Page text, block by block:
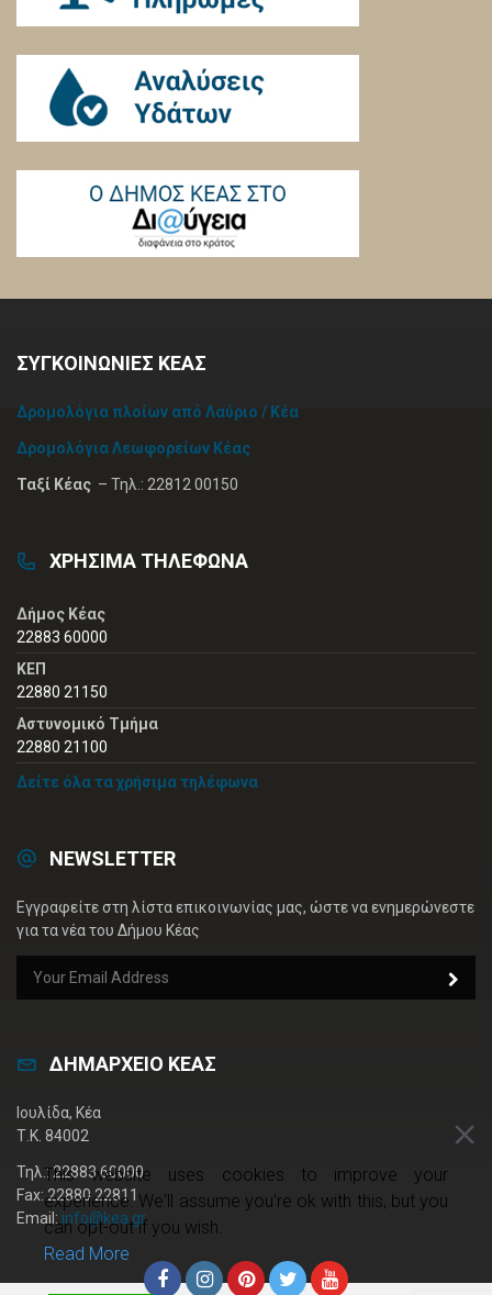
ΣΥΓΚΟΙΝΩΝΙΕΣ ΚΕΑΣ
Δρομολόγια πλοίων από Λαύριο / Κέα
Δρομολόγια Λεωφορείων Κέας
Ταξί Κέας – Τηλ.: 22812 00150
ΧΡΗΣΙΜΑ ΤΗΛΕΦΩΝΑ
Δήμος Κέας
22883 60000
ΚΕΠ
22880 21150
Αστυνομικό Τμήμα
22880 21100
Δείτε όλα τα χρήσιμα τηλέφωνα
NEWSLETTER
Εγγραφείτε στη λίστα επικοινωνίας μας, ώστε να ενημερώνεστε
για τα νέα του Δήμου Κέας
ΔΗΜΑΡΧΕΙΟ ΚΕΑΣ
Ιουλίδα, Κέα
Τ.Κ. 84002
Τηλ.: 22883 60000
Fax: 22880 22811
Email: info@kea.gr
This website uses cookies to improve your
experience. We'll assume you're ok with this, but you
can opt-out if you wish.
Read More